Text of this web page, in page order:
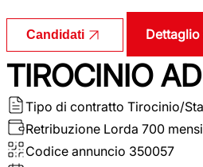
Candidati Dettaglio
TIROCINIO
Tipo di contratto Tirocinio/
Retribuzione Lorda 700
Codice annuncio 350057